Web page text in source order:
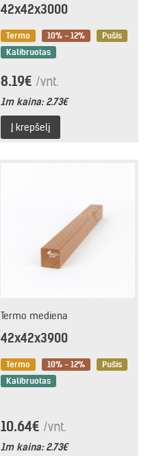
42x42x3000
Termo 10% - 12%
Pušis
Kalibruotas
8.19€ /vnt.
1m kaina:2.73€
Į krepšelį
Termo mediena
42x42x3900
Termo 10% - 12%
Pušis
Kalibruotas
10.64€ /vnt.
1m kaina:2.73€